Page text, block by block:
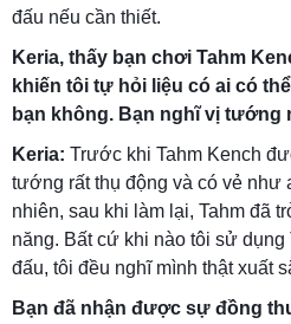
đấu nếu cần thiết.
Keria, thấy bạn chơi Tahm
khiến tôi tự hỏi liệu có ai có
bạn không. Bạn nghĩ vị tướng
Keria: Trước khi Tahm Kench
tướng rất thụ động và có vẻ như
nhiên, sau khi làm lại, Tahm đã
năng. Bất cứ khi nào tôi sử dụng
đấu, tôi đều nghĩ mình thật xuất
Bạn đã nhận được sự đồng